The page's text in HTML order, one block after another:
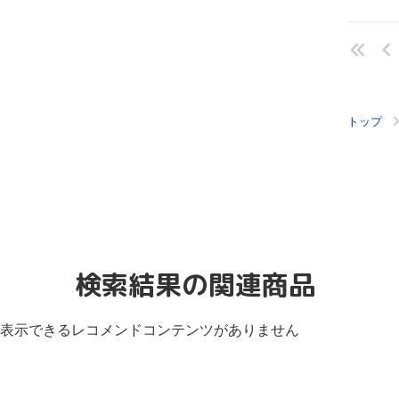
トップ
検索結果の関連商品
表示できるレコメンドコンテンツがありません